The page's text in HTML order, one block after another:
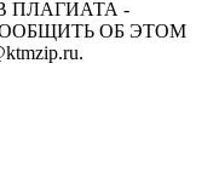
ПЛАГИАТА -
ОБ ЭТОМ